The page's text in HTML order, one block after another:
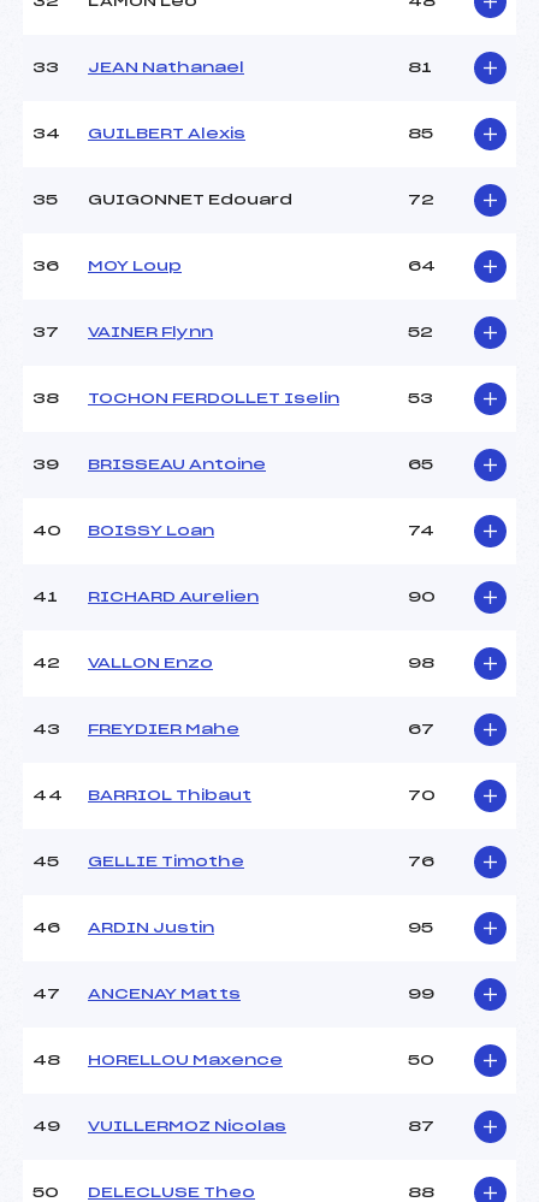
33 JEAN Nathanael 81
34 GUILBERT Alexis 85
35 GUIGONNET Edouard 72
36 MOY Loup 64
37 VAINER Flynn 52
38 TOCHON FERDOLLET Iselin 53
39 BRISSEAU Antoine 65
40 BOISSY Loan 74
41 RICHARD Aurelien 90
42 VALLON Enzo 98
43 FREYDIER Mahe 67
44 BARRIOL Thibaut 70
45 GELLIE Timothe 76
46 ARDIN Justin 95
47 ANCENAY Matts 99
48 HORELLOU Maxence 50
49 VUILLERMOZ Nicolas 87
50 DELECLUSE Theo 88